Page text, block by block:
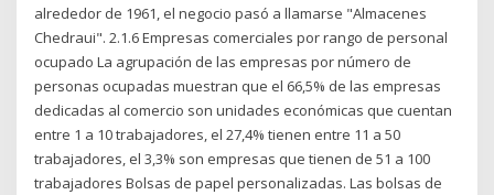
alrededor de 1961, el negocio pasó a llamarse "Almacenes
Chedraui". 2.1.6 Empresas comerciales por rango de personal
ocupado La agrupación de las empresas por número de
personas ocupadas muestran que el 66,5% de las empresas
dedicadas al comercio son unidades económicas que cuentan
entre 1 a 10 trabajadores, el 27,4% tienen entre 11 a 50
trabajadores, el 3,3% son empresas que tienen de 51 a 100
trabajadores Bolsas de papel personalizadas. Las bolsas de